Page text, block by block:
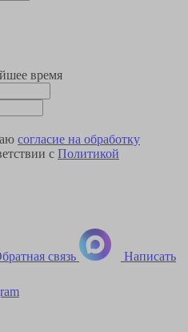
время
согласие на обработку
с Политикой
связь Написать